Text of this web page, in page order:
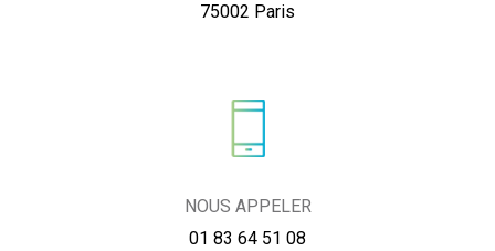
75002 Paris
NOUS APPELER
01 83 64 51 08